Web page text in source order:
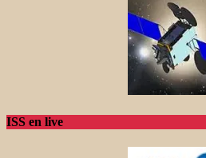
ISS en live